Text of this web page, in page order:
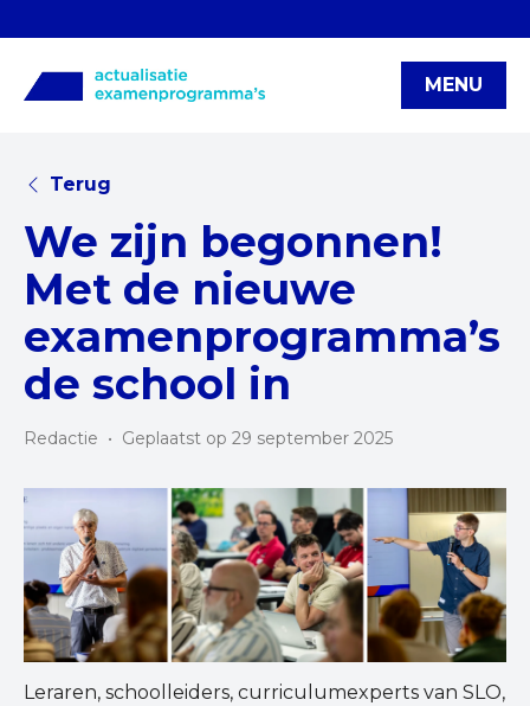
MENU
Terug
We zijn begonnen!
Met de nieuwe
examenprogramma’s
de school in
Redactie • Geplaatst op 29 september 2025
Leraren, schoolleiders, curriculumexperts van SLO,